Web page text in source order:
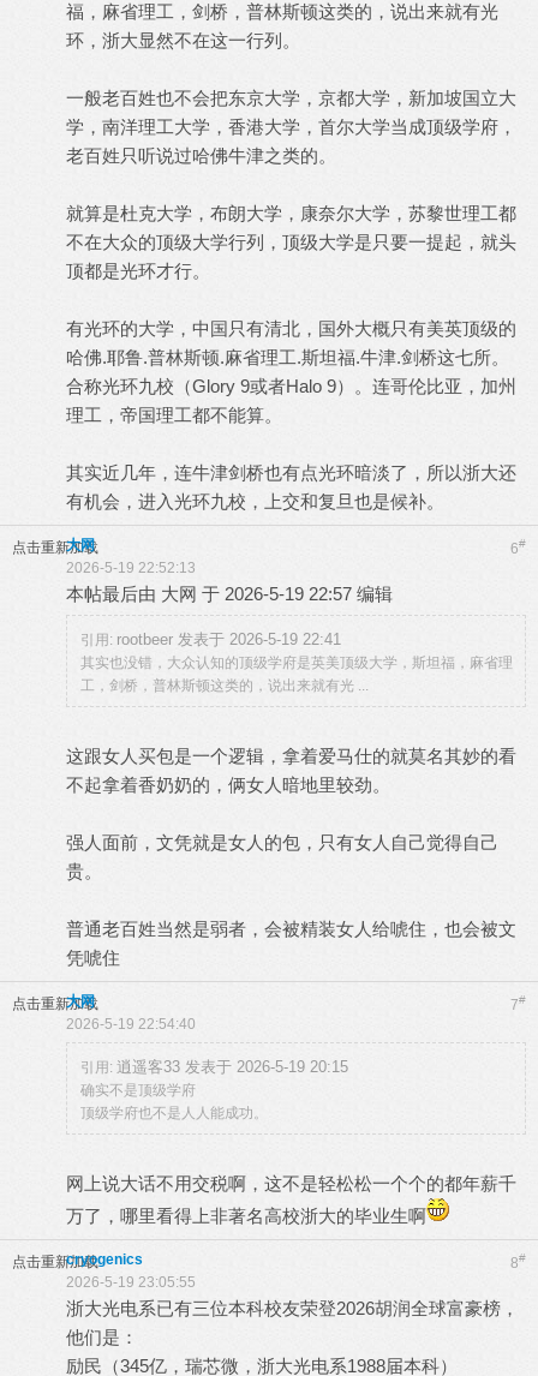
福，麻省理工，剑桥，普林斯顿这类的，说出来就有光
环，浙大显然不在这一行列。
一般老百姓也不会把东京大学，京都大学，新加坡国立大
学，南洋理工大学，香港大学，首尔大学当成顶级学府，
老百姓只听说过哈佛牛津之类的。
就算是杜克大学，布朗大学，康奈尔大学，苏黎世理工都
不在大众的顶级大学行列，顶级大学是只要一提起，就头
顶都是光环才行。
有光环的大学，中国只有清北，国外大概只有美英顶级的
哈佛.耶鲁.普林斯顿.麻省理工.斯坦福.牛津.剑桥这七所。
合称光环九校（Glory 9或者Halo 9）。连哥伦比亚，加州
理工，帝国理工都不能算。
其实近几年，连牛津剑桥也有点光环暗淡了，所以浙大还
有机会，进入光环九校，上交和复旦也是候补。
点击重新加载 6#
大网
2026-5-19 22:52:13
本帖最后由 大网 于 2026-5-19 22:57 编辑
引用: rootbeer 发表于 2026-5-19 22:41
其实也没错，大众认知的顶级学府是英美顶级大学，斯坦福，麻省理
工，剑桥，普林斯顿这类的，说出来就有光 ...
这跟女人买包是一个逻辑，拿着爱马仕的就莫名其妙的看
不起拿着香奶奶的，俩女人暗地里较劲。
强人面前，文凭就是女人的包，只有女人自己觉得自己
贵。
普通老百姓当然是弱者，会被精装女人给唬住，也会被文
凭唬住
点击重新加载 7#
大网
2026-5-19 22:54:40
引用: 逍遥客33 发表于 2026-5-19 20:15
确实不是顶级学府
顶级学府也不是人人能成功。
网上说大话不用交税啊，这不是轻松松一个个的都年薪千
万了，哪里看得上非著名高校浙大的毕业生啊
点击重新加载 8#
cryogenics
2026-5-19 23:05:55
浙大光电系已有三位本科校友荣登2026胡润全球富豪榜，
他们是：
励民（345亿，瑞芯微，浙大光电系1988届本科）